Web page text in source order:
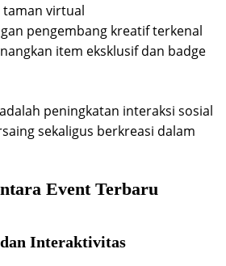
virtual
pengembang kreatif terkenal
item eksklusif dan badge
peningkatan interaksi sosial
sekaligus berkreasi dalam
Event Terbaru
Interaktivitas